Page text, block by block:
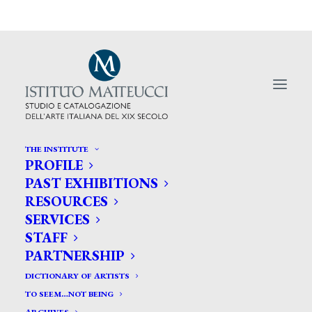
THE INSTITUTE
PROFILE
PAST EXHIBITIONS
RESOURCES
SERVICES
STAFF
PARTNERSHIP
DICTIONARY OF ARTISTS
TO SEEM…NOT BEING
Il Carnevale viareggino
nell’Ottocento. Rito urbano,
satira e immaginario pittorico